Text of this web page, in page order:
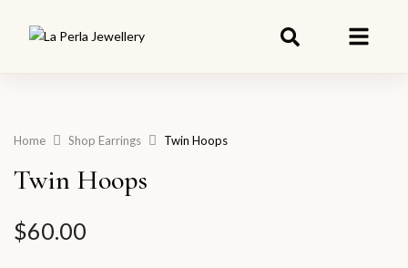
Home Shop Earrings Twin Hoops
Twin Hoops
$60.00